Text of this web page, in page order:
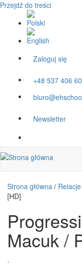
Przejdź do treści
Zaloguj się
+48 537 406
Newsletter
Strona główna / Relacje
[HD]
Macuk /
.